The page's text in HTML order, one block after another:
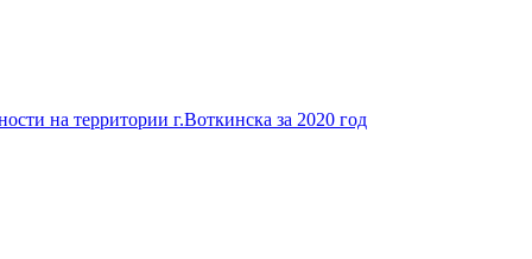
на территории г.Воткинска за 2020 год